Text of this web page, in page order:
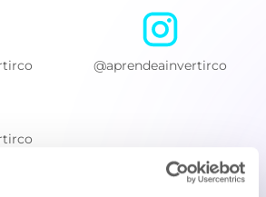
@aprendeainvertirco